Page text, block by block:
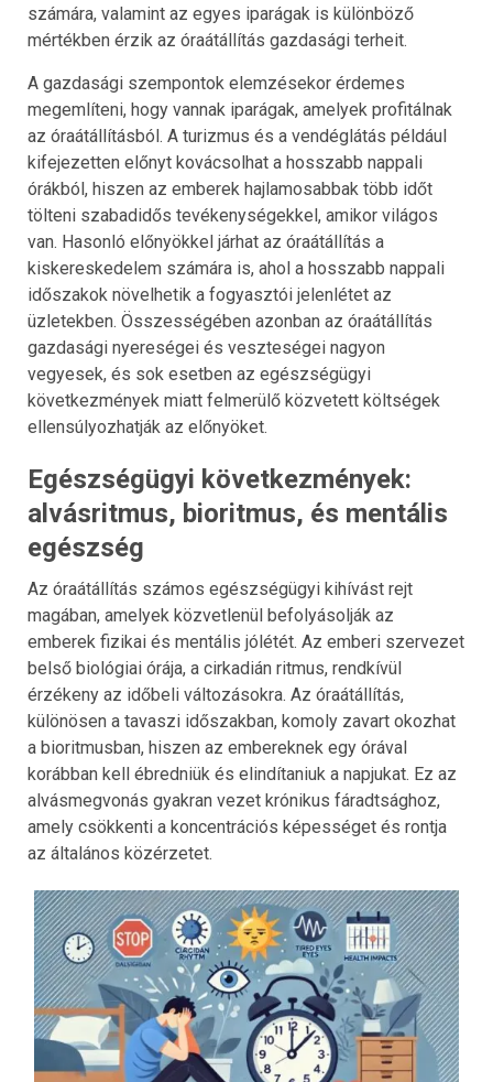
számára, valamint az egyes iparágak is különböző
mértékben érzik az óraátállítás gazdasági terheit.
A gazdasági szempontok elemzésekor érdemes
megemlíteni, hogy vannak iparágak, amelyek profitálnak
az óraátállításból. A turizmus és a vendéglátás például
kifejezetten előnyt kovácsolhat a hosszabb nappali
órákból, hiszen az emberek hajlamosabbak több időt
tölteni szabadidős tevékenységekkel, amikor világos
van. Hasonló előnyökkel járhat az óraátállítás a
kiskereskedelem számára is, ahol a hosszabb nappali
időszakok növelhetik a fogyasztói jelenlétet az
üzletekben. Összességében azonban az óraátállítás
gazdasági nyereségei és veszteségei nagyon
vegyesek, és sok esetben az egészségügyi
következmények miatt felmerülő közvetett költségek
ellensúlyozhatják az előnyöket.
Egészségügyi következmények:
alvásritmus, bioritmus, és mentális
egészség
Az óraátállítás számos egészségügyi kihívást rejt
magában, amelyek közvetlenül befolyásolják az
emberek fizikai és mentális jólétét. Az emberi szervezet
belső biológiai órája, a cirkadián ritmus, rendkívül
érzékeny az időbeli változásokra. Az óraátállítás,
különösen a tavaszi időszakban, komoly zavart okozhat
a bioritmusban, hiszen az embereknek egy órával
korábban kell ébredniük és elindítaniuk a napjukat. Ez az
alvásmegvonás gyakran vezet krónikus fáradtsághoz,
amely csökkenti a koncentrációs képességet és rontja
az általános közérzetet.